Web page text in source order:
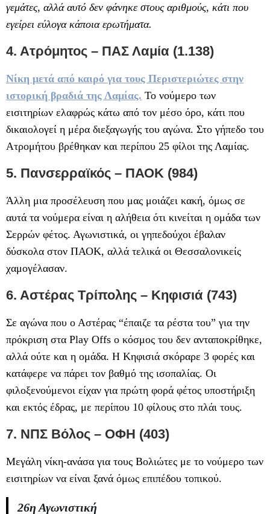
γεμάτες, αλλά αυτό δεν φάνηκε στους αριθμούς, κάτι που
εγείρει εύλογα κάποια ερωτήματα.
4. Ατρόμητος – ΠΑΣ Λαμία (1.138)
Νίκη μετά από καιρό για τους Περιστεριώτες στην
ιστορική βραδιά της Λαμίας. Το νούμερο των
εισιτηρίων ελαφρώς κάτω από τον μέσο όρο, κάτι που
δικαιολογεί η μέρα διεξαγωγής του αγώνα. Στο γήπεδο του
Ατρομήτου βρέθηκαν και περίπου 25 φίλοι της Λαμίας.
5. Πανσερραϊκός – ΠΑΟΚ (984)
Άλλη μια προσέλευση που μας μοιάζει κακή, όμως σε
αυτά τα νούμερα είναι η αλήθεια ότι κινείται η ομάδα των
Σερρών φέτος. Αγωνιστικά, οι γηπεδούχοι έβαλαν
δύσκολα στον ΠΑΟΚ, αλλά τελικά οι Θεσσαλονικείς
χαμογέλασαν.
6. Αστέρας Τρίπολης – Κηφισιά (743)
Σε αγώνα που ο Αστέρας “έπαιζε τα ρέστα του” για την
πρόκριση στα Play Offs ο κόσμος του δεν ανταποκρίθηκε,
αλλά ούτε και η ομάδα. Η Κηφισιά σκόραρε 3 φορές και
κατάφερε να πάρει τον βαθμό της ισοπαλίας. Οι
φιλοξενούμενοι είχαν για πρώτη φορά φέτος υποστήριξη
και εκτός έδρας, με περίπου 10 φίλους στο πλάι τους.
7. ΝΠΣ Βόλος – ΟΦΗ (403)
Μεγάλη νίκη-ανάσα για τους Βολιώτες με το νούμερο των
εισιτηρίων να είναι ξανά όμως επιπέδου τοπικού.
26η Αγωνιστική